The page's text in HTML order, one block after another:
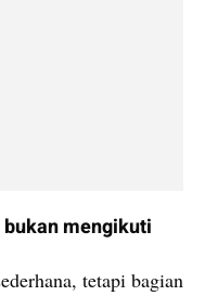
mengikuti
tetapi bagian